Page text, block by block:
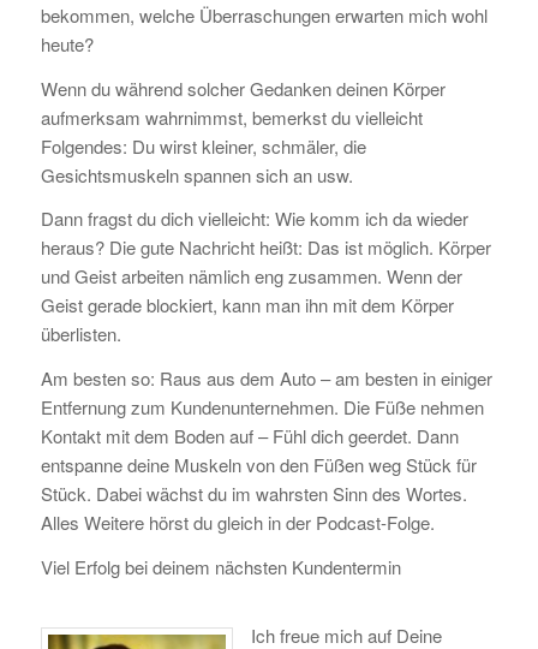
bekommen, welche Überraschungen erwarten mich wohl
heute?
Wenn du während solcher Gedanken deinen Körper
aufmerksam wahrnimmst, bemerkst du vielleicht
Folgendes: Du wirst kleiner, schmäler, die
Gesichtsmuskeln spannen sich an usw.
Dann fragst du dich vielleicht: Wie komm ich da wieder
heraus? Die gute Nachricht heißt: Das ist möglich. Körper
und Geist arbeiten nämlich eng zusammen. Wenn der
Geist gerade blockiert, kann man ihn mit dem Körper
überlisten.
Am besten so: Raus aus dem Auto – am besten in einiger
Entfernung zum Kundenunternehmen. Die Füße nehmen
Kontakt mit dem Boden auf – Fühl dich geerdet. Dann
entspanne deine Muskeln von den Füßen weg Stück für
Stück. Dabei wächst du im wahrsten Sinn des Wortes.
Alles Weitere hörst du gleich in der Podcast-Folge.
Viel Erfolg bei deinem nächsten Kundentermin
Ich freue mich auf Deine